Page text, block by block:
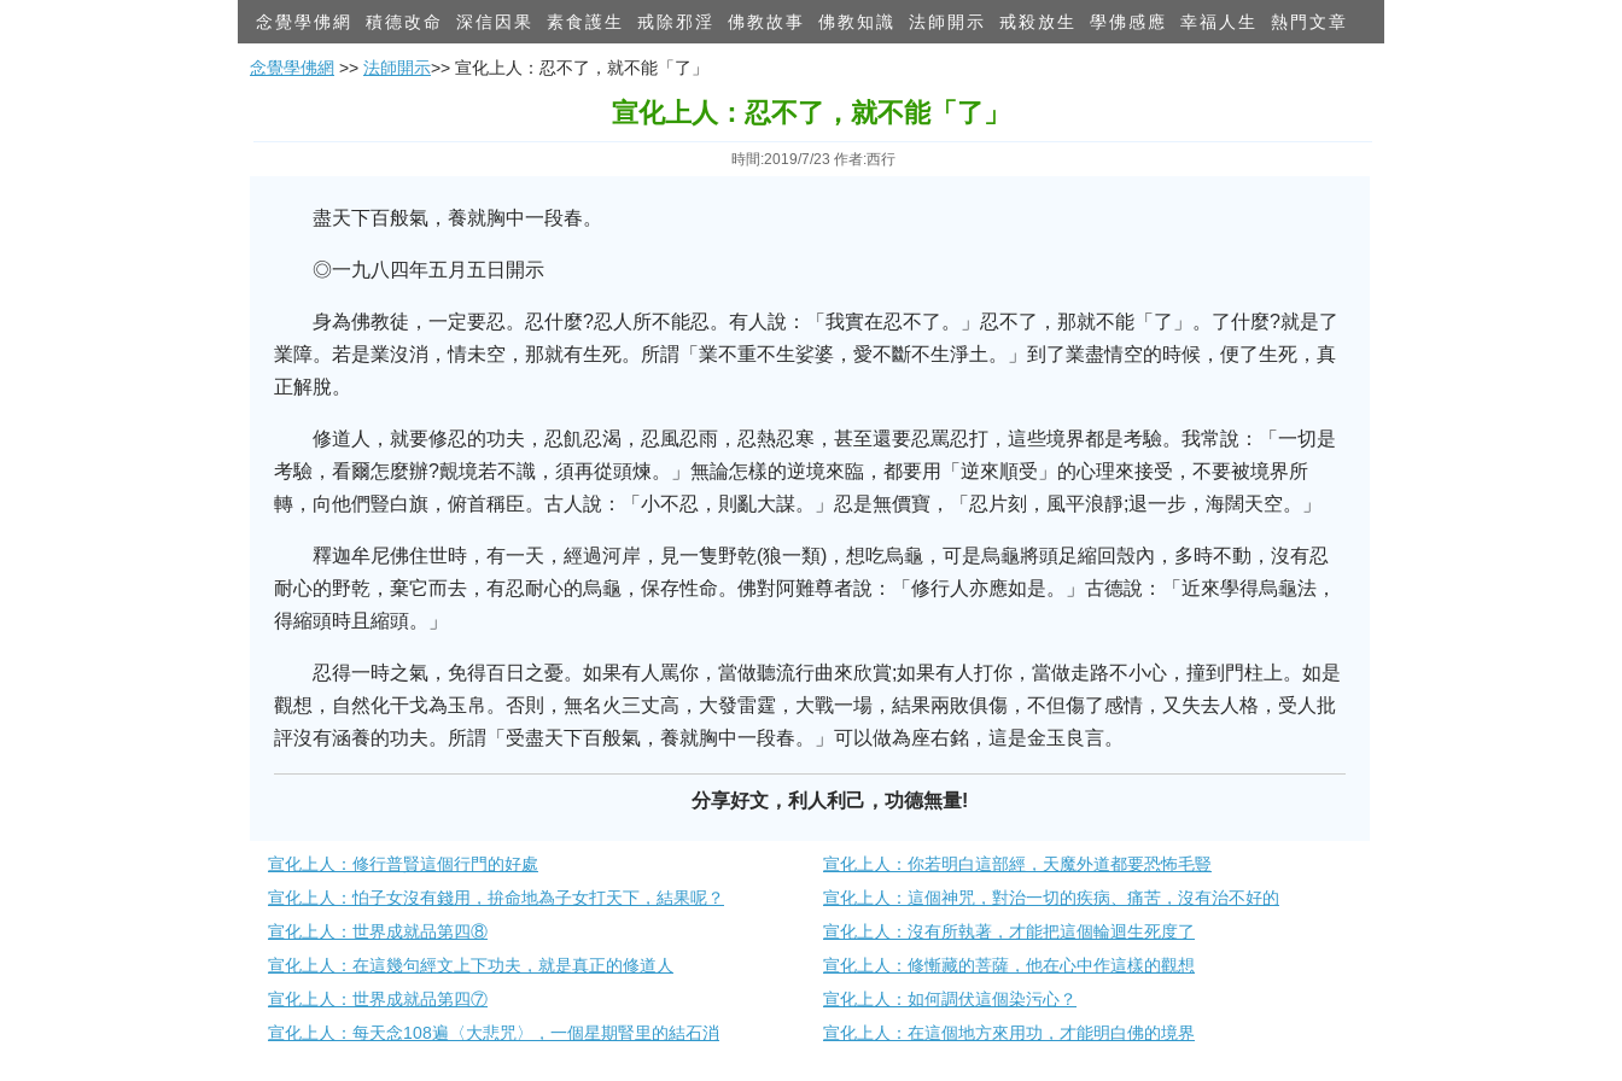
念覺學佛網 積德改命 深信因果 素食護生 戒除邪淫 佛教故事 佛教知識 法師開示 戒殺放生 學佛感應 幸福人生 熱門文章
念覺學佛網 >> 法師開示>> 宣化上人：忍不了，就不能「了」
宣化上人：忍不了，就不能「了」
時間:2019/7/23 作者:西行
盡天下百般氣，養就胸中一段春。
◎一九八四年五月五日開示
身為佛教徒，一定要忍。忍什麼?忍人所不能忍。有人說：「我實在忍不了。」忍不了，那就不能「了」。了什麼?就是了
業障。若是業沒消，情未空，那就有生死。所謂「業不重不生娑婆，愛不斷不生淨土。」到了業盡情空的時候，便了生死，真
正解脫。
修道人，就要修忍的功夫，忍飢忍渴，忍風忍雨，忍熱忍寒，甚至還要忍罵忍打，這些境界都是考驗。我常說：「一切是
考驗，看爾怎麼辦?覿境若不識，須再從頭煉。」無論怎樣的逆境來臨，都要用「逆來順受」的心理來接受，不要被境界所
轉，向他們豎白旗，俯首稱臣。古人說：「小不忍，則亂大謀。」忍是無價寶，「忍片刻，風平浪靜;退一步，海闊天空。」
釋迦牟尼佛住世時，有一天，經過河岸，見一隻野乾(狼一類)，想吃烏龜，可是烏龜將頭足縮回殼內，多時不動，沒有忍
耐心的野乾，棄它而去，有忍耐心的烏龜，保存性命。佛對阿難尊者說：「修行人亦應如是。」古德說：「近來學得烏龜法，
得縮頭時且縮頭。」
忍得一時之氣，免得百日之憂。如果有人罵你，當做聽流行曲來欣賞;如果有人打你，當做走路不小心，撞到門柱上。如是
觀想，自然化干戈為玉帛。否則，無名火三丈高，大發雷霆，大戰一場，結果兩敗俱傷，不但傷了感情，又失去人格，受人批
評沒有涵養的功夫。所謂「受盡天下百般氣，養就胸中一段春。」可以做為座右銘，這是金玉良言。
分享好文，利人利己，功德無量!
宣化上人：修行普賢這個行門的好處
宣化上人：你若明白這部經，天魔外道都要恐怖毛豎
宣化上人：怕子女沒有錢用，拚命地為子女打天下，結果呢？
宣化上人：這個神咒，對治一切的疾病、痛苦，沒有治不好的
宣化上人：世界成就品第四⑧
宣化上人：沒有所執著，才能把這個輪迴生死度了
宣化上人：在這幾句經文上下功夫，就是真正的修道人
宣化上人：修慚藏的菩薩，他在心中作這樣的觀想
宣化上人：世界成就品第四⑦
宣化上人：如何調伏這個染污心？
宣化上人：每天念108遍〈大悲咒〉，一個星期腎里的結石消
宣化上人：在這個地方來用功，才能明白佛的境界